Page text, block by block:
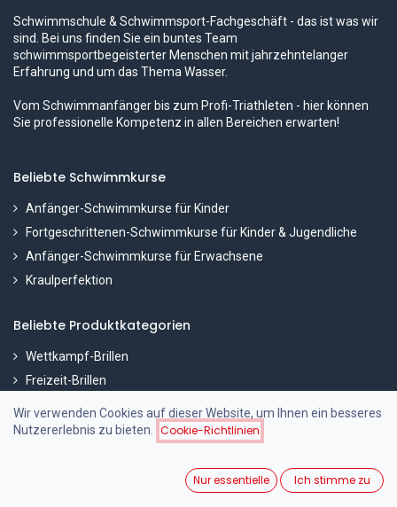
Schwimmschule & Schwimmsport-Fachgeschäft - das ist was wir
sind. Bei uns finden Sie ein buntes Team
schwimmsportbegeisterter Menschen mit jahrzehntelanger
Erfahrung und um das Thema Wasser.
Vom Schwimmanfänger bis zum Profi-Triathleten - hier können
Sie professionelle Kompetenz in allen Bereichen erwarten!
Beliebte Schwimmkurse
Anfänger-Schwimmkurse für Kinder
Fortgeschrittenen-Schwimmkurse für Kinder & Jugendliche
Anfänger-Schwimmkurse für Erwachsene
Kraulperfektion
Beliebte Produktkategorien
Wettkampf-Brillen
Freizeit-Brillen
Wir verwenden Cookies auf dieser Website, um Ihnen ein besseres
Nutzererlebnis zu bieten.
Cookie-Richtlinien
Nur essentielle Ich stimme zu